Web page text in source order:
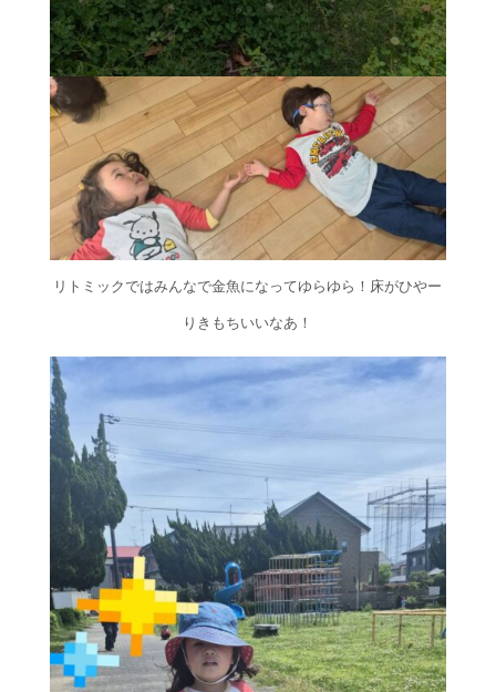
リトミックではみんなで金魚になってゆらゆら！床がひやー
りきもちいいなあ！